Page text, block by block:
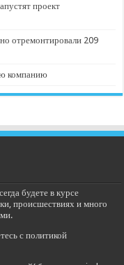
проект
отремонтировали 209
компанию
будете в курсе
происшествиях и много
с политикой